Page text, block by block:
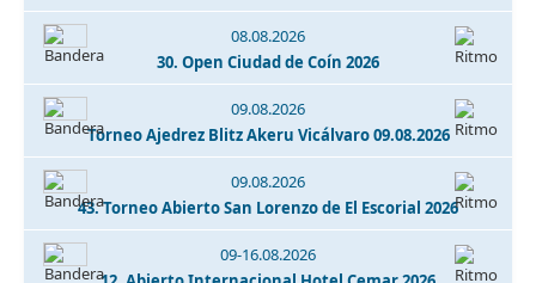
08.08.2026
30. Open Ciudad de Coín 2026
09.08.2026
Torneo Ajedrez Blitz Akeru Vicálvaro 09.08.2026
09.08.2026
43. Torneo Abierto San Lorenzo de El Escorial 2026
09-16.08.2026